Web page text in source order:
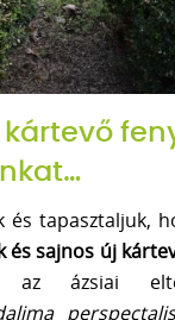
és tapasztaljuk,
és sajnos új
az ázsiai